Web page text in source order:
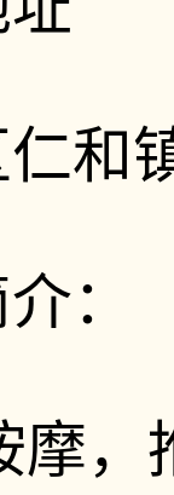
和
：
摩，